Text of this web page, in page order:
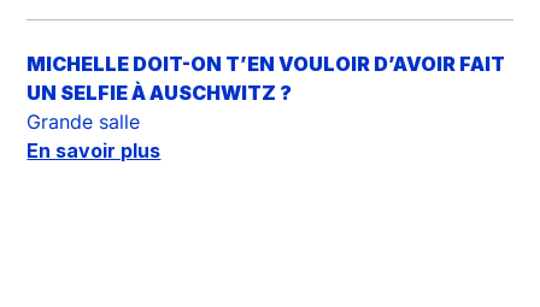
MICHELLE DOIT-ON T’EN VOULOIR D’AVOIR FAIT
UN SELFIE À AUSCHWITZ ?
Grande salle
En savoir plus